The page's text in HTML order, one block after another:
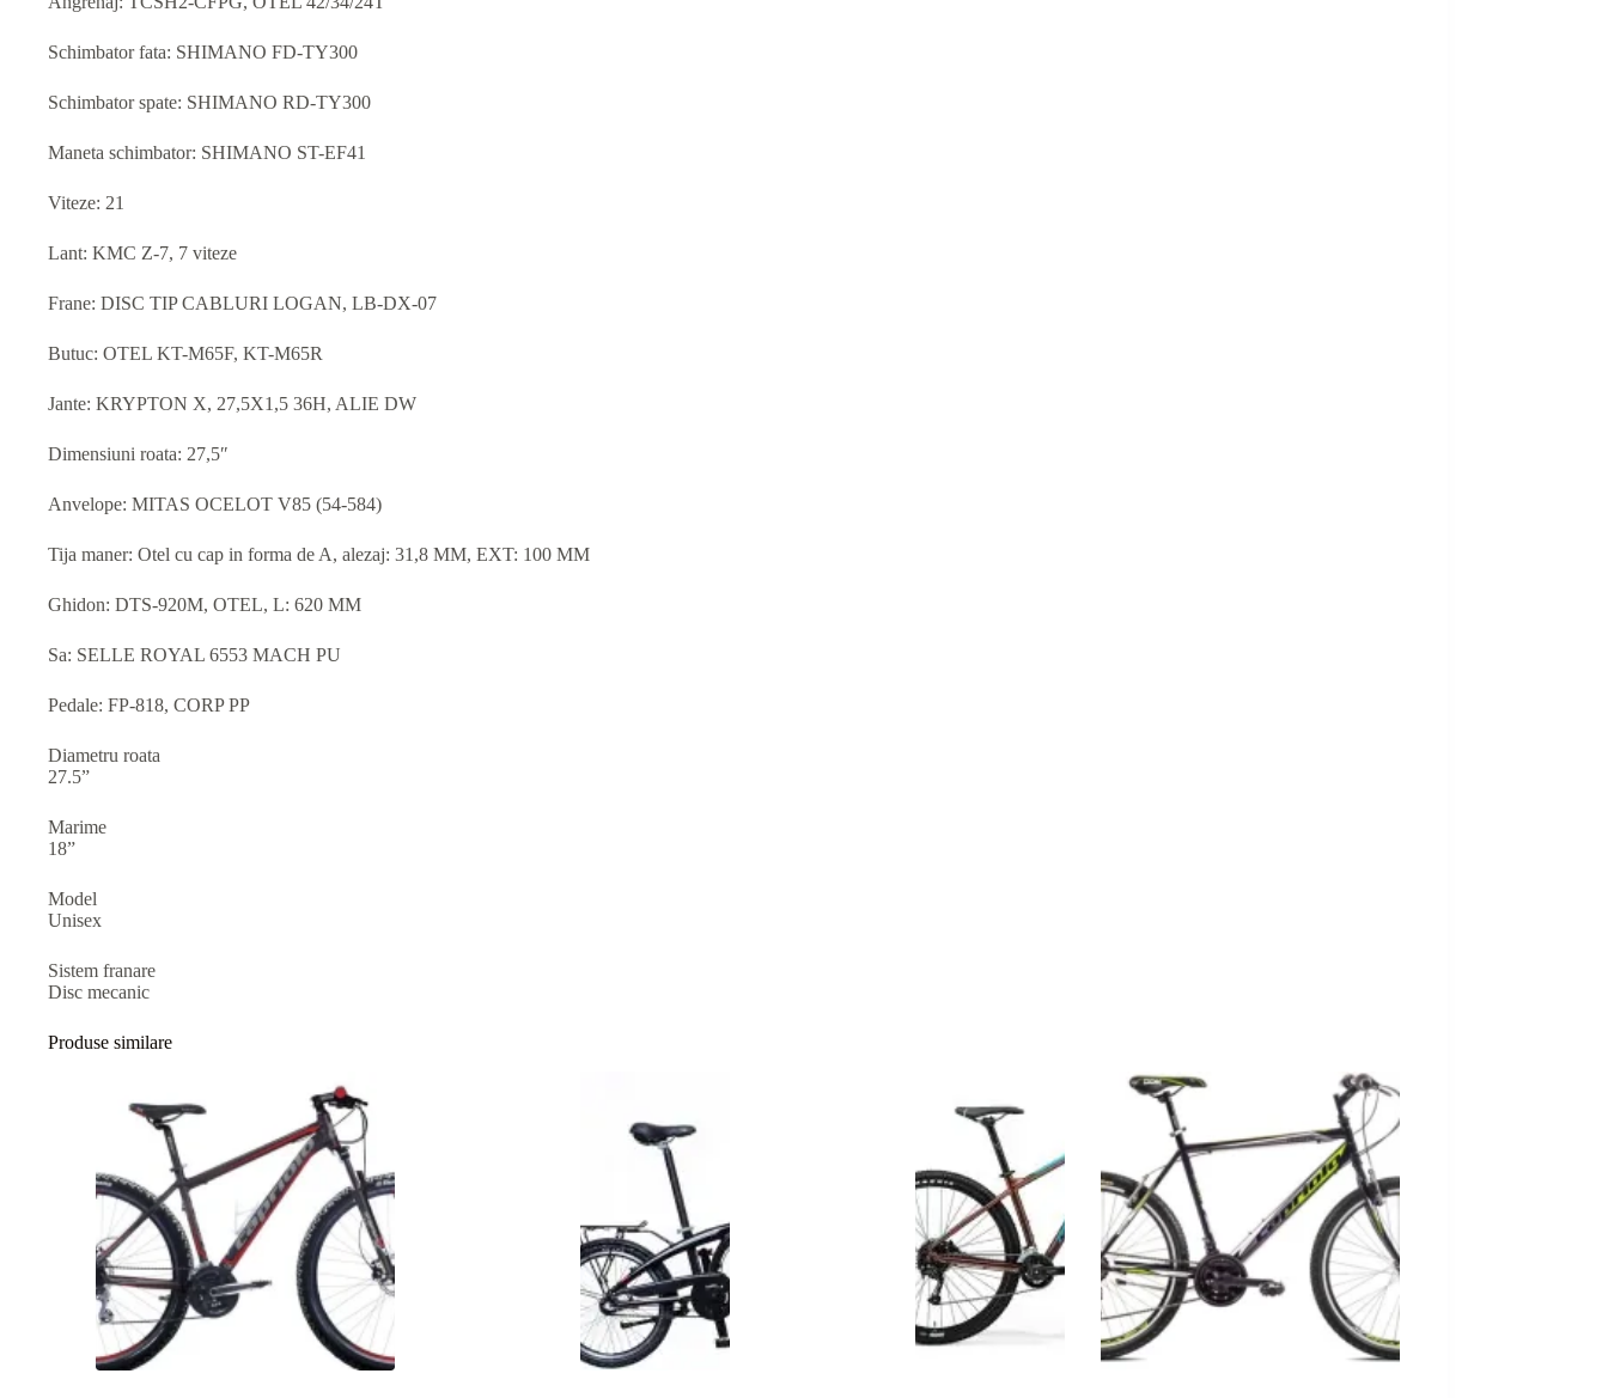
Schimbator fata: SHIMANO FD-TY300
Schimbator spate: SHIMANO RD-TY300
Maneta schimbator: SHIMANO ST-EF41
Viteze: 21
Lant: KMC Z-7, 7 viteze
Frane: DISC TIP CABLURI LOGAN, LB-DX-07
Butuc: OTEL KT-M65F, KT-M65R
Jante: KRYPTON X, 27,5X1,5 36H, ALIE DW
Dimensiuni roata: 27,5″
Anvelope: MITAS OCELOT V85 (54-584)
Tija maner: Otel cu cap in forma de A, alezaj: 31,8 MM, EXT: 100 MM
Ghidon: DTS-920M, OTEL, L: 620 MM
Sa: SELLE ROYAL 6553 MACH PU
Pedale: FP-818, CORP PP
Diametru roata
27.5”
Marime
18”
Model
Unisex
Sistem franare
Disc mecanic
Produse similare